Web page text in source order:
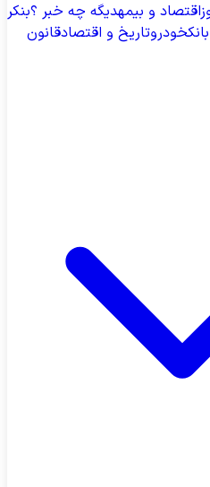
اقتصاد و بیمهدیگه چه خبر ؟بنکر
خودروتاریخ و اقتصادقانون